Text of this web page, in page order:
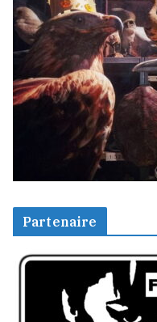
Partenaire